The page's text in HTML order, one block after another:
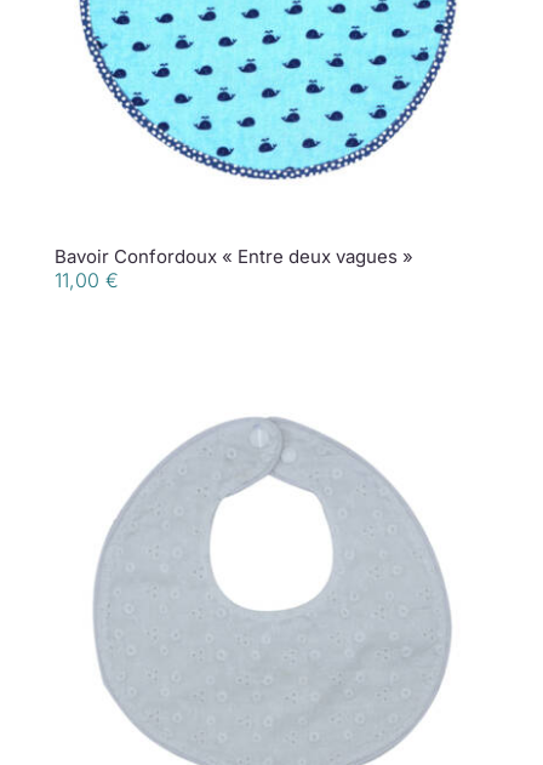
Bavoir Confordoux « Entre deux vagues »
11,00 €